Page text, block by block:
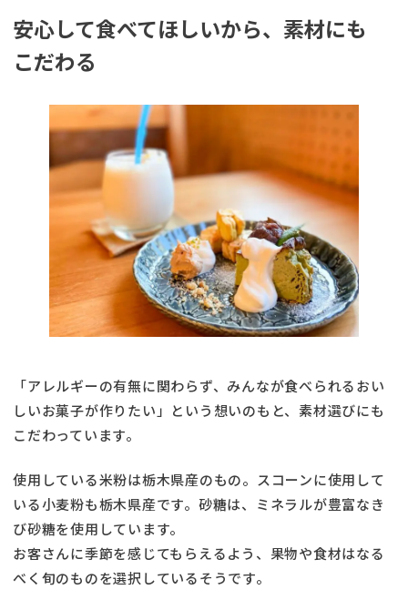
安心して食べてほしいから、素材にも
こだわる
「アレルギーの有無に関わらず、みんなが食べられるおい
しいお菓子が作りたい」という想いのもと、素材選びにも
こだわっています。
使用している米粉は栃木県産のもの。スコーンに使用して
いる小麦粉も栃木県産です。砂糖は、ミネラルが豊富なき
び砂糖を使用しています。
お客さんに季節を感じてもらえるよう、果物や食材はなる
べく旬のものを選択しているそうです。